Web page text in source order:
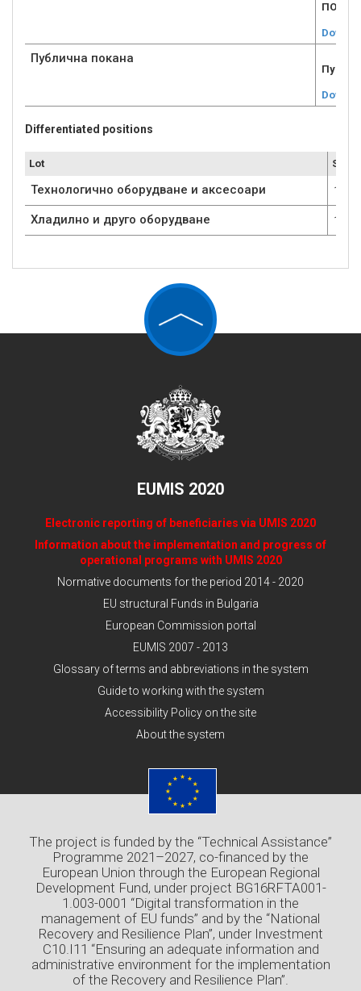
Публична покана
Differentiated positions
Lot
Технологично оборудване и аксесоари 1
Хладилно и друго оборудване 1
EUMIS 2020
Electronic reporting of beneficiaries via UMIS 2020
Information about the implementation and progress of
operational programs with UMIS 2020
Normative documents for the period 2014 - 2020
EU structural Funds in Bulgaria
European Commission portal
EUMIS 2007 - 2013
Glossary of terms and abbreviations in the system
Guide to working with the system
Accessibility Policy on the site
About the system
The project is funded by the “Technical Assistance”
Programme 2021–2027, co-financed by the
European Union through the European Regional
Development Fund, under project BG16RFTA001-
1.003-0001 “Digital transformation in the
management of EU funds” and by the “National
Recovery and Resilience Plan”, under Investment
C10.I11 “Ensuring an adequate information and
administrative environment for the implementation
of the Recovery and Resilience Plan”.